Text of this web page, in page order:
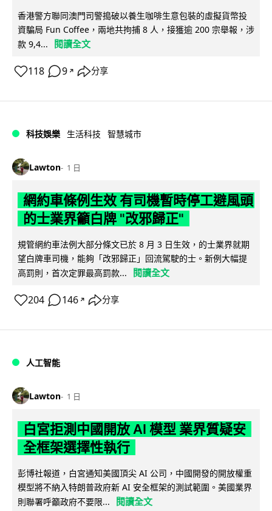
香港警方聯同澳門司警搗破以養生咖啡生意包裝的虛擬貨幣投
資騙局 Fun Coffee，兩地共拘捕 8 人，接獲逾 200 宗舉報，涉
款 9,4...
閱讀全文
118 9 ↗ 分享
科技娛樂 生活科技 智慧城市
Lawton 1 日
網約車條例生效 有司機暫時停工避風頭
的士業界籲白牌 "改邪歸正"
規管網約車法例大部分條文已於 8 月 3 日生效，的士業界就期
望白牌車司機，能夠「改邪歸正」回流駕駛的士。新例大幅提
高罰則，首次定罪最高罰款...
閱讀全文
204 146 ↗ 分享
人工智能
Lawton 1 日
白宮拒測中國開放 AI 模型 業界質疑安
全框架選擇性執行
彭博社報道，白宮通知美國頂尖 AI 公司，中國開發的開放權重
模型將不納入特朗普政府新 AI 安全框架的測試範圍。美國業界
則聯署呼籲政府不要限...
閱讀全文